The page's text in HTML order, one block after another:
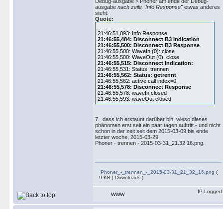
ausgabe nach zeile "Info Response"etwas anderes
steht:
Quote:
21:46:51,093: Info Response
21:46:55,484: Disconnect B3 Indication
21:46:55,500: Disconnect B3 Response
21:46:55,500: WaveIn (0): close
21:46:55,500: WaveOut (0): close
21:46:55,515: Disconnect Indication:
21:46:55,531: Status: trennen
21:46:55,562: Status: getrennt
21:46:55,562: active call index=0
21:46:55,578: Disconnect Response
21:46:55,578: waveIn closed
21:46:55,593: waveOut closed
7. dass ich erstaunt darüber bin, wieso dieses
phänomen erst seit ein paar tagen auftritt - und nicht
schon in der zeit seit dem 2015-03-09 bis ende
letzter woche, 2015-03-29,
Phoner - trennen - 2015-03-31_21.32.16.png.
Phoner_-_trennen_-_2015-03-31_21_32_16.png (
9 KB | Downloads )
WWW
IP Logged